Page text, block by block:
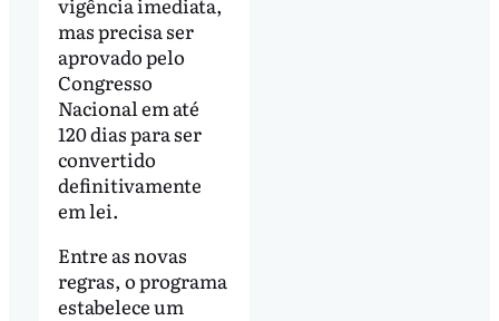
mas precisa ser
aprovado pelo
Congresso
Nacional em até
120 dias para ser
convertido
definitivamente
em lei.
Entre as novas
regras, o programa
estabelece um